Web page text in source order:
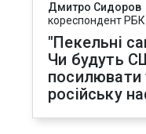
Дмитро Сидоров
кореспондент
"Пекельні
Чи будуть
посилювати
російську